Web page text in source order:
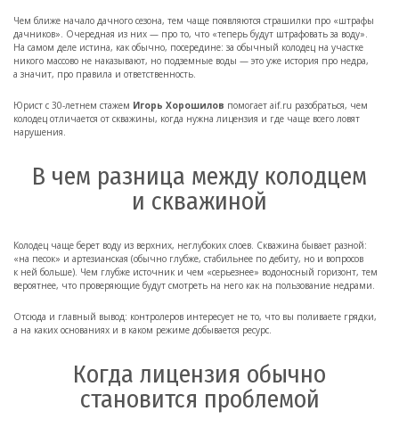
Чем ближе начало дачного сезона, тем чаще появляются страшилки про «штрафы
дачников». Очередная из них — про то, что «теперь будут штрафовать за воду».
На самом деле истина, как обычно, посередине: за обычный колодец на участке
никого массово не наказывают, но подземные воды — это уже история про недра,
а значит, про правила и ответственность.
Юрист с 30-летнем стажем Игорь Хорошилов помогает aif.ru разобраться, чем
колодец отличается от скважины, когда нужна лицензия и где чаще всего ловят
нарушения.
В чем разница между колодцем
и скважиной
Колодец чаще берет воду из верхних, неглубоких слоев. Скважина бывает разной:
«на песок» и артезианская (обычно глубже, стабильнее по дебиту, но и вопросов
к ней больше). Чем глубже источник и чем «серьезнее» водоносный горизонт, тем
вероятнее, что проверяющие будут смотреть на него как на пользование недрами.
Отсюда и главный вывод: контролеров интересует не то, что вы поливаете грядки,
а на каких основаниях и в каком режиме добывается ресурс.
Когда лицензия обычно
становится проблемой